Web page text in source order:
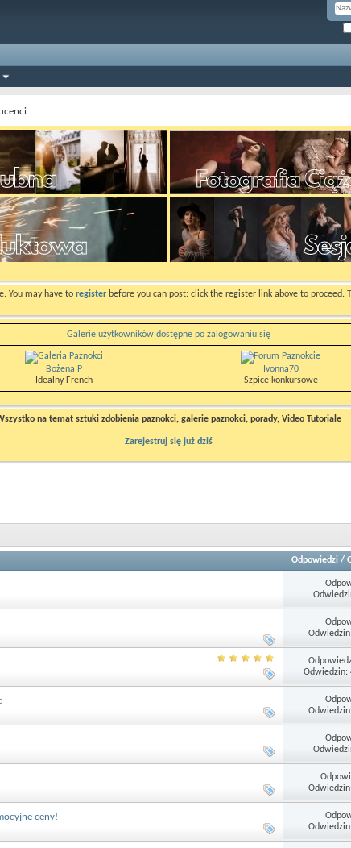
You may have to register before you can post: click the register link above to
Galerie użytkowników dostępne po zalogowaniu się
Bożena P
Idealny French
Ivonna70
Szpice konkursowe
na temat sztuki zdobienia paznokci, galerie paznokci, porady, Video Tutoriale
Zarejestruj się już dziś
Odpowiedzi/
Odwiedzin:
ceny!